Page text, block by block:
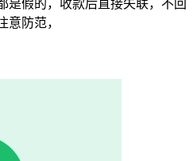
是假的，收款后直接失联，不回
意防范，